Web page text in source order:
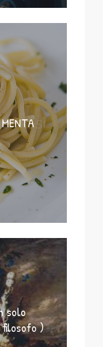
solo
filosofo )